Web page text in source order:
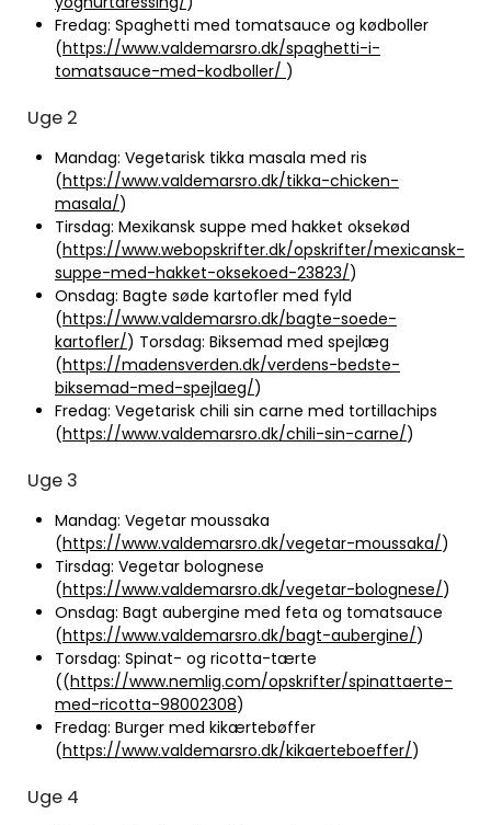
Fredag: Spaghetti med tomatsauce og kødboller
(https://www.valdemarsro.dk/spaghetti-i-
tomatsauce-med-kodboller/ )
Uge 2
Mandag: Vegetarisk tikka masala med ris
(https://www.valdemarsro.dk/tikka-chicken-
masala/)
Tirsdag: Mexikansk suppe med hakket oksekød
(https://www.webopskrifter.dk/opskrifter/mexicansk-
suppe-med-hakket-oksekoed-23823/)
Onsdag: Bagte søde kartofler med fyld
(https://www.valdemarsro.dk/bagte-soede-
kartofler/) Torsdag: Biksemad med spejlæg
(https://madensverden.dk/verdens-bedste-
biksemad-med-spejlaeg/)
Fredag: Vegetarisk chili sin carne med tortillachips
(https://www.valdemarsro.dk/chili-sin-carne/)
Uge 3
Mandag: Vegetar moussaka
(https://www.valdemarsro.dk/vegetar-moussaka/)
Tirsdag: Vegetar bolognese
(https://www.valdemarsro.dk/vegetar-bolognese/)
Onsdag: Bagt aubergine med feta og tomatsauce
(https://www.valdemarsro.dk/bagt-aubergine/)
Torsdag: Spinat- og ricotta-tærte
((https://www.nemlig.com/opskrifter/spinattaerte-
med-ricotta-98002308)
Fredag: Burger med kikærtebøffer
(https://www.valdemarsro.dk/kikaerteboeffer/)
Uge 4